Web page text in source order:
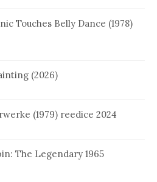
Touches Belly Dance (1978)
(2026)
(1979) reedice 2024
The Legendary 1965